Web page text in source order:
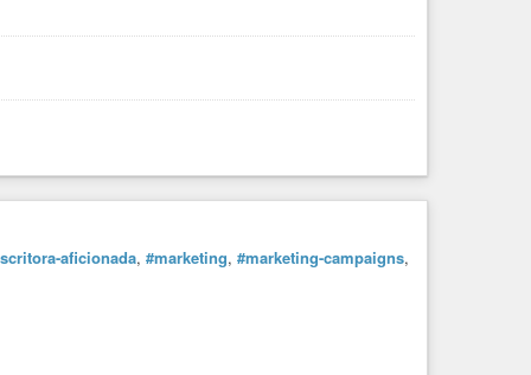
aficionada, #marketing, #marketing-campaigns,